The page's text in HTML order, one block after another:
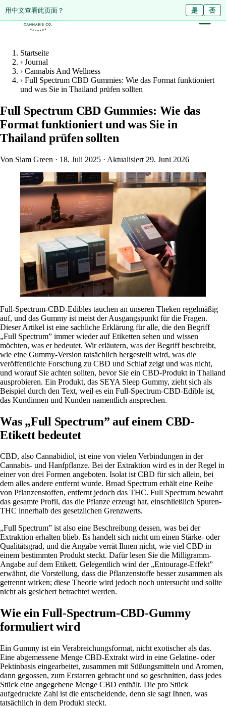
ดูหน้านี้เป็นภาษาไทย? ไม่ใช่
用中文查看此页面？ 是 否
Startseite
› Journal
› Cannabis And Wellness
› Full Spectrum CBD Gummies: Wie das Format funktioniert
und was Sie in Thailand prüfen sollten
Full Spectrum CBD Gummies: Wie das
Format funktioniert und was Sie in
Thailand prüfen sollten
Von Siam Green · 18. Juli 2025 · Aktualisiert 29. Juni 2026
Full-Spectrum-CBD-Edibles tauchen an unseren Theken regelmäßig
auf, und das Gummy ist meist der Ausgangspunkt für die Fragen.
Dieser Artikel ist eine sachliche Erklärung für alle, die den Begriff
„Full Spectrum” immer wieder auf Etiketten sehen und wissen
möchten, was er bedeutet. Wir erläutern, was der Begriff beschreibt,
wie eine Gummy-Version tatsächlich hergestellt wird, was die
veröffentlichte Forschung zu CBD und Schlaf zeigt und was nicht,
und worauf Sie achten sollten, bevor Sie ein CBD-Produkt in Thailand
ausprobieren. Ein Produkt, das SEYA Sleep Gummy, zieht sich als
Beispiel durch den Text, weil es ein Full-Spectrum-CBD-Edible ist,
das Kundinnen und Kunden namentlich ansprechen.
Was „Full Spectrum” auf einem CBD-
Etikett bedeutet
CBD, also Cannabidiol, ist eine von vielen Verbindungen in der
Cannabis- und Hanfpflanze. Bei der Extraktion wird es in der Regel in
einer von drei Formen angeboten. Isolat ist CBD für sich allein, bei
dem alles andere entfernt wurde. Broad Spectrum erhält eine Reihe
von Pflanzenstoffen, entfernt jedoch das THC. Full Spectrum bewahrt
das gesamte Profil, das die Pflanze erzeugt hat, einschließlich Spuren-
THC innerhalb des gesetzlichen Grenzwerts.
„Full Spectrum” ist also eine Beschreibung dessen, was bei der
Extraktion erhalten blieb. Es handelt sich nicht um einen Stärke- oder
Qualitätsgrad, und die Angabe verrät Ihnen nicht, wie viel CBD in
einem bestimmten Produkt steckt. Dafür lesen Sie die Milligramm-
Angabe auf dem Etikett. Gelegentlich wird der „Entourage-Effekt”
erwähnt, die Vorstellung, dass die Pflanzenstoffe besser zusammen als
getrennt wirken; diese Theorie wird jedoch noch untersucht und sollte
nicht als gesichert betrachtet werden.
Wie ein Full-Spectrum-CBD-Gummy
formuliert wird
Ein Gummy ist ein Verabreichungsformat, nicht exotischer als das.
Eine abgemessene Menge CBD-Extrakt wird in eine Gelatine- oder
Pektinbasis eingearbeitet, zusammen mit Süßungsmitteln und Aromen,
dann gegossen, zum Erstarren gebracht und so geschnitten, dass jedes
Stück eine angegebene Menge CBD enthält. Die pro Stück
aufgedruckte Zahl ist die entscheidende, denn sie sagt Ihnen, was
tatsächlich in dem Produkt steckt.